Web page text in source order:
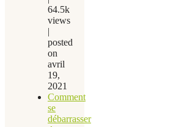
64.5k
views
|
posted
on
avril
19,
2021
Comment
se
débarrasser